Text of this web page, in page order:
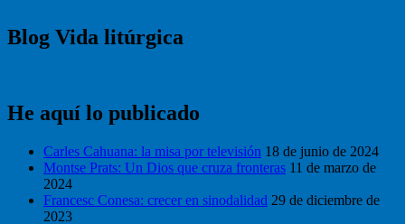
Blog Vida litúrgica
He aquí lo publicado
Carles Cahuana: la misa por televisión 18 de junio de 2024
Montse Prats: Un Dios que cruza fronteras 11 de marzo de
2024
Francesc Conesa: crecer en sinodalidad 29 de diciembre de
2023